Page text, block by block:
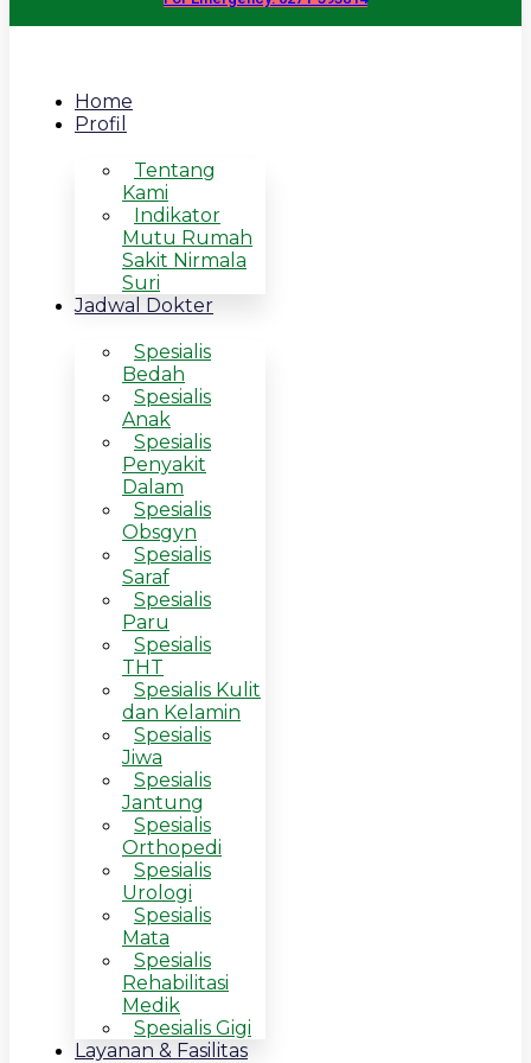
Home
Profil
Tentang
Kami
Indikator
Mutu Rumah
Sakit Nirmala
Suri
Jadwal Dokter
Spesialis
Bedah
Spesialis
Anak
Spesialis
Penyakit
Dalam
Spesialis
Obsgyn
Spesialis
Saraf
Spesialis
Paru
Spesialis
THT
Spesialis Kulit
dan Kelamin
Spesialis
Jiwa
Spesialis
Jantung
Spesialis
Orthopedi
Spesialis
Urologi
Spesialis
Mata
Spesialis
Rehabilitasi
Medik
Spesialis Gigi
Layanan & Fasilitas